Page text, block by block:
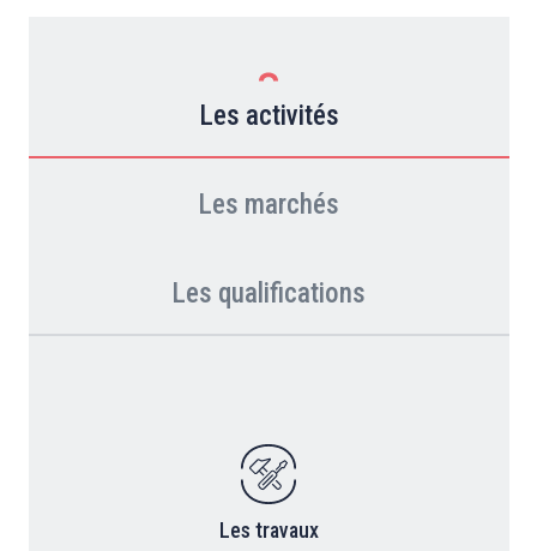
Les activités
Les marchés
Les qualifications
Les travaux